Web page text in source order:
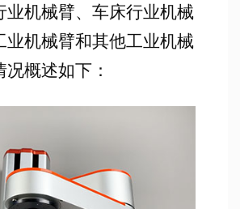
业机械臂、车床行业机械
业机械臂和其他工业机械
概述如下：